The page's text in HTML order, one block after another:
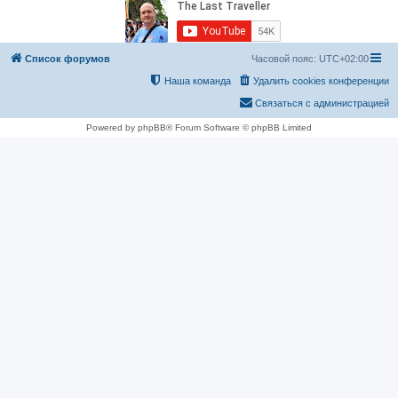
Список форумов Часовой пояс: UTC+02:00
Удалить cookies конференции
Наша команда
Связаться с администрацией
Powered by phpBB® Forum Software © phpBB Limited